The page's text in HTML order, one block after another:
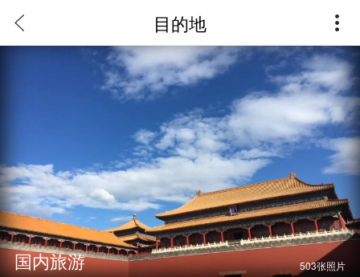
目的地
国内旅游 503张照片